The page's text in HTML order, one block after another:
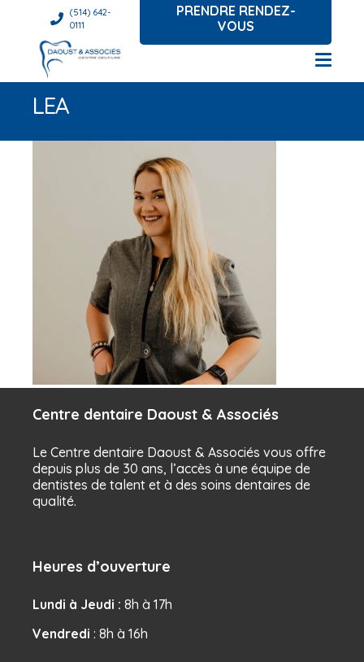
(514) 642-
0111
PRENDRE RENDEZ-
VOUS
LEA
Centre dentaire Daoust & Associés
Le Centre dentaire Daoust & Associés vous offre
depuis plus de 30 ans, l’accès à une équipe de
dentistes de talent et à des soins dentaires de
qualité.
Heures d’ouverture
Lundi à Jeudi : 8h à 17h
Vendredi : 8h à 16h